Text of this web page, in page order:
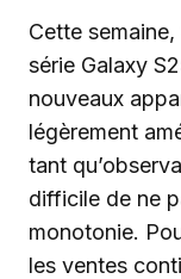
Cette
série Galaxy
nouveaux
légèrement
tant
difficile de ne
monotonie.
les ventes